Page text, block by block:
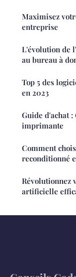
Maximisez
entreprise
L'évolution de
au bureau à
Top 5 des
en 2023
Guide d'achat
imprimante
Comment
reconditionné
Révolutionnez
artificielle